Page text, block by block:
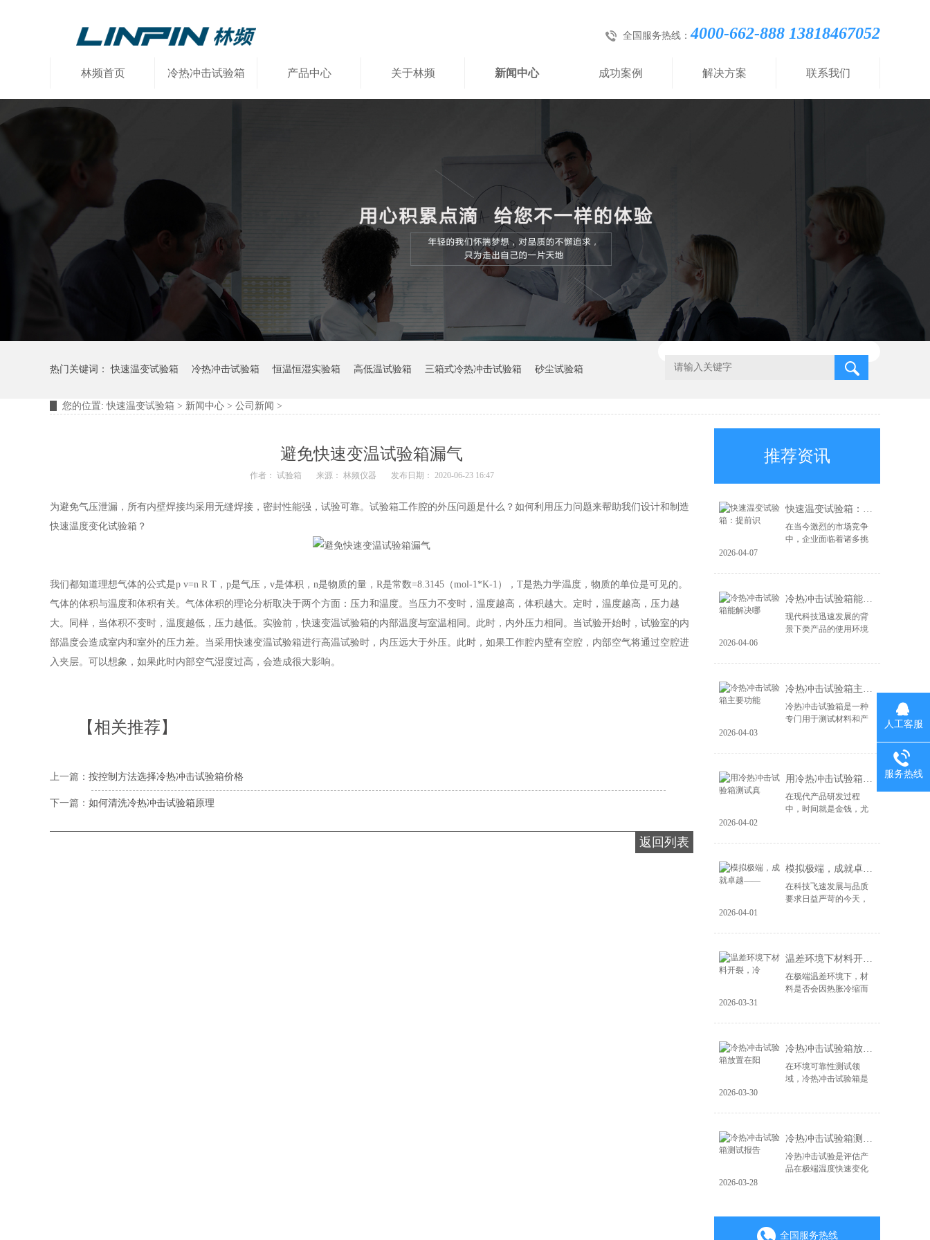
全国服务热线：4000-662-888 13818467052
林频首页 冷热冲击试验箱 产品中心 关于林频 新闻中心 成功案例 解决方案 联系我们
热门关键词：快速温变试验箱 冷热冲击试验箱 恒温恒湿实验箱 高低温试验箱 三箱式冷热冲击试验箱 砂尘试验箱
您的位置:快速温变试验箱 > 新闻中心 > 公司新闻 >
避免快速变温试验箱漏气
作者： 试验箱 来源： 林频仪器 发布日期： 2020-06-23 16:47
为避免气压泄漏，所有内壁焊接均采用无缝焊接，密封性能强，试验可靠。试验箱工作腔的外压问题是什么？如何利用压力问题来帮助我们设计和制造
快速温度变化试验箱？
我们都知道理想气体的公式是p v=n R T，p是气压，v是体积，n是物质的量，R是常数=8.3145（mol-1*K-1），T是热力学温度，物质的单位是可见的。
气体的体积与温度和体积有关。气体体积的理论分析取决于两个方面：压力和温度。当压力不变时，温度越高，体积越大。定时，温度越高，压力越
大。同样，当体积不变时，温度越低，压力越低。实验前，快速变温试验箱的内部温度与室温相同。此时，内外压力相同。当试验开始时，试验室的内
部温度会造成室内和室外的压力差。当采用快速变温试验箱进行高温试验时，内压远大于外压。此时，如果工作腔内壁有空腔，内部空气将通过空腔进
入夹层。可以想象，如果此时内部空气湿度过高，会造成很大影响。
【相关推荐】
上一篇： 按控制方法选择冷热冲击试验箱价格
下一篇： 如何清洗冷热冲击试验箱原理
返回列表
推荐资讯
快速温变试验箱：提前识
在当今激烈的市场竞争
中，企业面临着诸多挑
市场上立于不败之地，
风险识别能力和高...
2026-04-07
冷热冲击试验箱能解决哪
现代科技迅速发展的背
景下类产品的使用环境
航空航天设备等，对材
了更高的要求。...
2026-04-06
冷热冲击试验箱主要功能
冷热冲击试验箱是一种
专门用于测试材料和产
包括： 温度变化模拟：
速将样品暴露于高...
2026-04-03
用冷热冲击试验箱测试真
在现代产品研发过程
中，时间就是金钱，尤
的产品成为企业成功的
作为一种重要的测试...
2026-04-02
模拟极端，成就卓越——
在科技飞速发展与品质
要求日益严苛的今天，
造，更在于其能否经受
环境的严峻考验。...
2026-04-01
温差环境下材料开裂，冷
在极端温差环境下，材
料是否会因热胀冷缩而
无论是电子产品、汽车
材料，微小的裂纹...
2026-03-31
冷热冲击试验箱放置在阳
在环境可靠性测试领
域，冷热冲击试验箱是
测试结果的准确性直接
成败。一个常被忽视...
2026-03-30
冷热冲击试验箱测试报告
冷热冲击试验是评估产
品在极端温度快速变化
要凭证。一份具备权威
性、可追溯性的专...
2026-03-28
全国服务热线
人工客服
服务热线